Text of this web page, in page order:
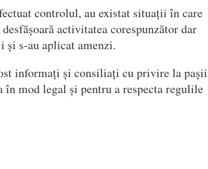
controlul, au existat situații în care
activitatea corespunzător dar
și s-au aplicat amenzi.
informați și consiliați cu privire la pașii
în mod legal și pentru a respecta regulile